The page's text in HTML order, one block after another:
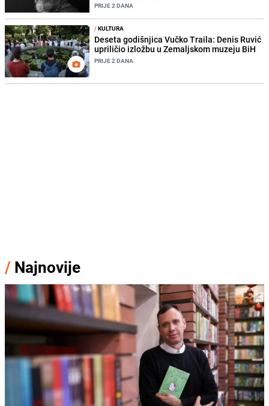
PRIJE 2 DANA
/KULTURA
Deseta godišnjica Vučko Traila: Denis Ruvić
upriličio izložbu u Zemaljskom muzeju BiH
PRIJE 2 DANA
/ Najnovije